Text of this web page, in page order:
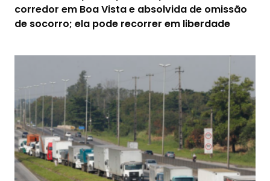
corredor em Boa Vista e absolvida de omissão
de socorro; ela pode recorrer em liberdade